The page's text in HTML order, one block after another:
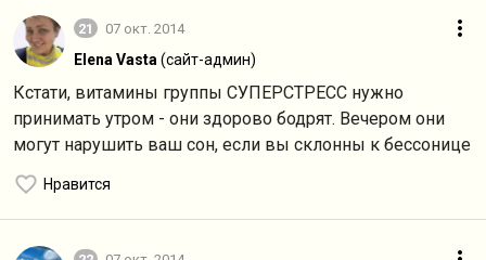
21 07 окт. 2014
Elena Vasta (сайт-админ)
Кстати, витамины группы СУПЕРСТРЕСС нужно
принимать утром - они здорово бодрят. Вечером они
могут нарушить ваш сон, если вы склонны к бессонице
Нравится